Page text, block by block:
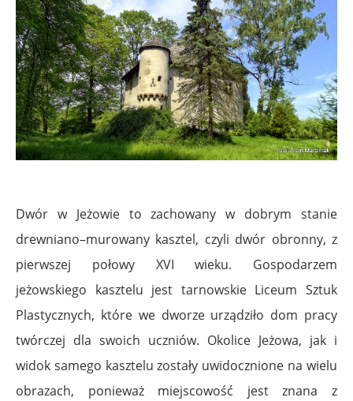
Dwór w Jeżowie to zachowany w dobrym stanie
drewniano–murowany kasztel, czyli dwór obronny, z
pierwszej połowy XVI wieku. Gospodarzem
jeżowskiego kasztelu jest tarnowskie Liceum Sztuk
Plastycznych, które we dworze urządziło dom pracy
twórczej dla swoich uczniów. Okolice Jeżowa, jak i
widok samego kasztelu zostały uwidocznione na wielu
obrazach, ponieważ miejscowość jest znana z